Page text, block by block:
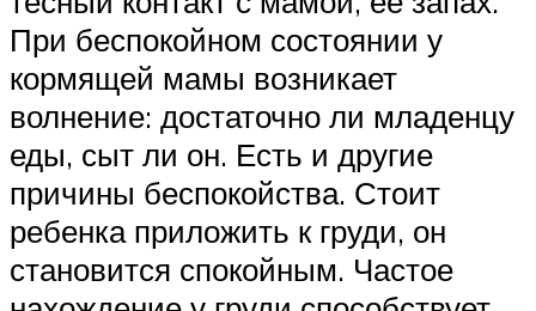
При беспокойном состоянии у
кормящей мамы возникает
волнение: достаточно ли младенцу
еды, сыт ли он. Есть и другие
причины беспокойства. Стоит
ребенка приложить к груди, он
становится спокойным. Частое